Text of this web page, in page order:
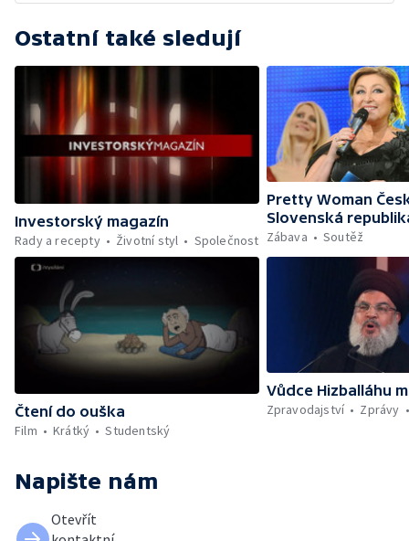
Ostatní také sledují
Investorský magazín
Rady a recepty
Životní styl Společnost
Pretty Woman
Slovenská
Zábava
Soutěž
Čtení do ouška
Film
Krátký Studentský
Vůdce Hizballáhu
Zpravodajství
Zprávy
Napište nám
Otevřít